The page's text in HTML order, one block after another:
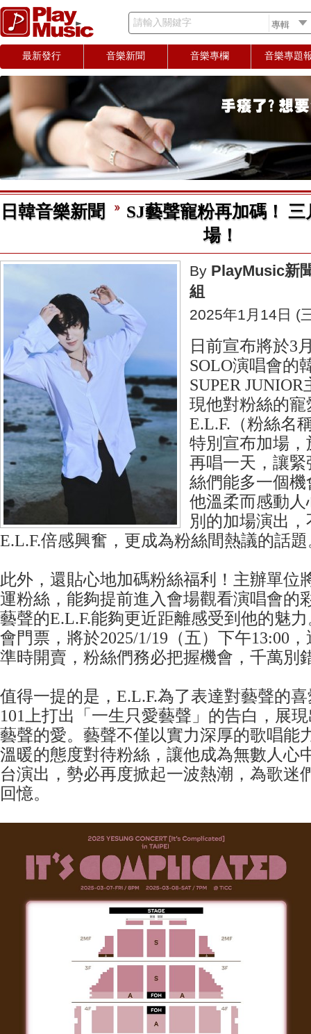
請輸入關鍵字
最新發行 音樂新聞 音樂專欄 音樂專題
日韓音樂新聞
SJ藝聲寵粉再加碼！
場！
By PlayMusic新
組
2025年1月14日 (
日前宣布將於3
SOLO演唱會的
SUPER
現他對粉絲的
E.L.F.（粉絲名
特別宣布加場
再唱一天，讓
絲們能多一個
他溫柔而感動
別的加場演出
E.L.F.倍感興奮，更成為粉絲間熱議的話
此外，還貼心地加碼粉絲福利！主辦單位
運粉絲，能夠提前進入會場觀看演唱會的
藝聲的E.L.F.能夠更近距離感受到他的魅
會門票，將於2025/1/19（五）下午13:00
準時開賣，粉絲們務必把握機會，千萬別
值得一提的是，E.L.F.為了表達對藝聲的
101上打出「一生只愛藝聲」的告白，展
藝聲的愛。藝聲不僅以實力深厚的歌唱能
溫暖的態度對待粉絲，讓他成為無數人心
台演出，勢必再度掀起一波熱潮，為歌迷
回憶。